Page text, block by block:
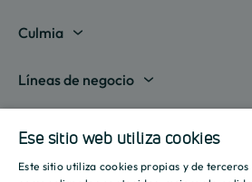
Valencia
Sevilla
Culmia
Sobre nosotros
Destino Culmia
Sala de prensa
Líneas de negocio
Culmia es noticia
Recursos
Ese sitio web utiliza cookies
Este sitio utiliza cookies propias y de